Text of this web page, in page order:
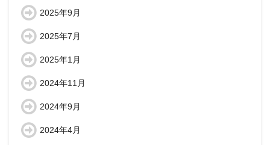
2025年9月
2025年7月
2025年1月
2024年11月
2024年9月
2024年4月